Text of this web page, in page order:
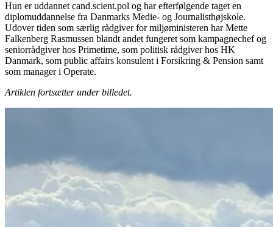
Hun er uddannet cand.scient.pol og har efterfølgende taget en
diplomuddannelse fra Danmarks Medie- og Journalisthøjskole.
Udover tiden som særlig rådgiver for miljøministeren har Mette
Falkenberg Rasmussen blandt andet fungeret som kampagnechef og
seniorrådgiver hos Primetime, som politisk rådgiver hos HK
Danmark, som public affairs konsulent i Forsikring & Pension samt
som manager i Operate.
Artiklen fortsætter under billedet.